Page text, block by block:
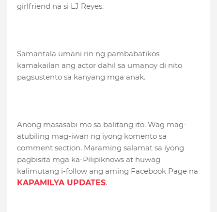
girlfriend na si LJ Reyes.
Samantala umani rin ng pambabatikos
kamakailan ang actor dahil sa umanoy di nito
pagsustento sa kanyang mga anak.
Anong masasabi mo sa balitang ito. Wag mag-
atubiling mag-iwan ng iyong komento sa
comment section. Maraming salamat sa iyong
pagbisita mga ka-Pilipiknows at huwag
kalimutang i-follow ang aming Facebook Page na
KAPAMILYA UPDATES.